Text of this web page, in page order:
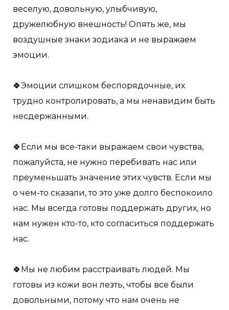
веселую, довольную, улыбчивую,
дружелюбную внешность! Опять же, мы
воздушные знаки зодиака и не выражаем
эмоции.
🍀Эмоции слишком беспорядочные, их
трудно контролировать, а мы ненавидим быть
несдержанными.
🍀Если мы все-таки выражаем свои чувства,
пожалуйста, не нужно перебивать нас или
преуменьшать значение этих чувств. Если мы
о чем-то сказали, то это уже долго беспокоило
нас. Мы всегда готовы поддержать других, но
нам нужен кто-то, кто согласиться поддержать
нас.
🍀Мы не любим расстраивать людей. Мы
готовы из кожи вон лезть, чтобы все были
довольными, потому что нам очень не